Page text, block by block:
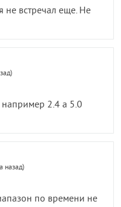
не встречал еще. Не
2.4 а 5.0
назад)
по времени не